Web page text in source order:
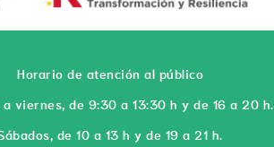
Horario de atención al público
a viernes, de 9:30 a 13:30 h y de 16 a 20 h.
de 10 a 13 h y de 19 a 21 h.